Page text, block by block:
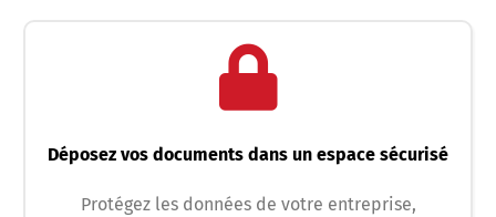
Déposez vos documents dans un espace sécurisé
Protégez les données de votre entreprise,